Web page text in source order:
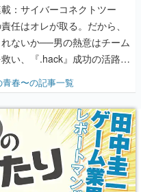
載：サイバーコネクトツー
任はオレが取る。だから、
ないか──男の熱意はチーム
い、『.hack』成功の活路を
快男児・松山 洋に流れる血は
』色だった【若ゲのいた
春〜の記事一覧